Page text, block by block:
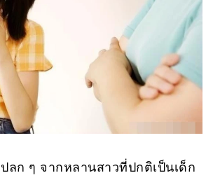
ลก ๆ จากหลานสาวที่ปกติเป็นเด็ก